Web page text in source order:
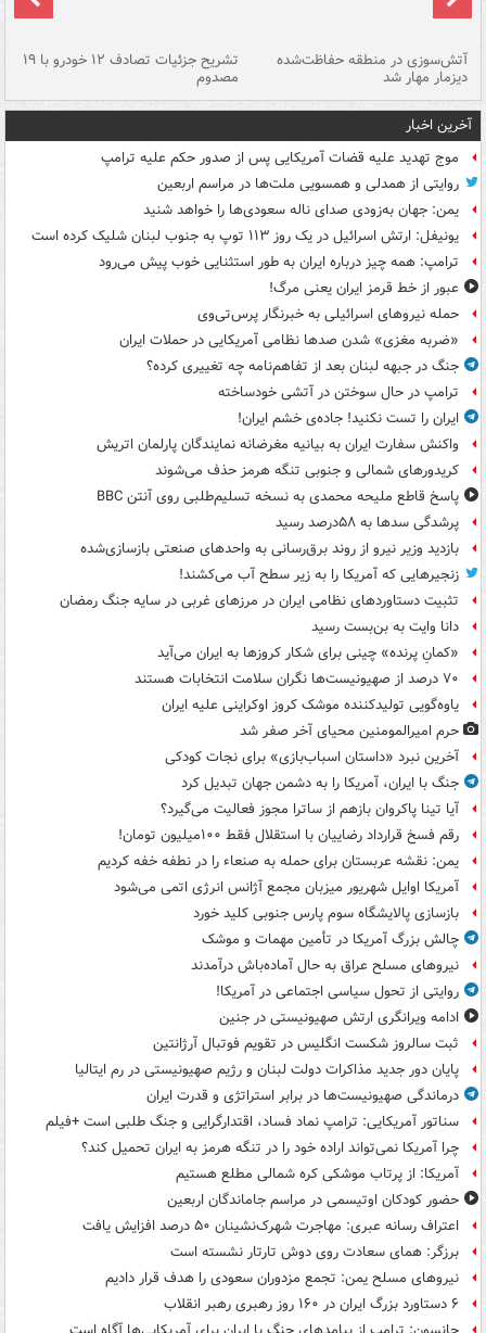
آتش‌سوزی در منطقه حفاظت‌شده
دیزمار مهار شد
تشریح جزئیات تصادف ۱۲ خودرو با ۱۹
مصدوم
آخرین اخبار
موج تهدید علیه قضات آمریکایی پس از صدور حکم علیه ترامپ
روایتی از همدلی و همسویی ملت‌ها در مراسم اربعین
یمن: جهان به‌زودی صدای ناله سعودی‌ها را خواهد شنید
یونیفل: ارتش اسرائیل در یک روز ۱۱۳ توپ به جنوب لبنان شلیک کرده است
ترامپ: همه چیز درباره ایران به طور استثنایی خوب پیش می‌رود
عبور از خط قرمز ایران یعنی مرگ!
حمله نیروهای اسرائیلی به خبرنگار پرس‌تی‌وی
«ضربه مغزی» شدن صدها نظامی آمریکایی در حملات ایران
جنگ در جبهه لبنان بعد از تفاهم‌نامه چه تغییری کرده؟
ترامپ در حال سوختن در آتشی خودساخته
ایران را تست نکنید! جاده‌ی خشم ایران!
واکنش سفارت ایران به بیانیه مغرضانه نمایندگان پارلمان اتریش
کریدورهای شمالی و جنوبی تنگه هرمز حذف می‌شوند
پاسخ قاطع ملیحه محمدی به نسخه تسلیم‌طلبی روی آنتن BBC
پرشدگی سدها به ۵۸درصد رسید
بازدید وزیر نیرو از روند برق‌رسانی به واحدهای صنعتی بازسازی‌شده
زنجیرهایی که آمریکا را به زیر سطح آب می‌کشند!
تثبیت دستاوردهای نظامی ایران در مرزهای غربی در سایه جنگ رمضان
دانا وایت به بن‌بست رسید
«کمانِ پرنده» چینی برای شکار کروزها به ایران می‌آید
۷۰ درصد از صهیونیست‌ها نگران سلامت انتخابات هستند
یاوه‌گویی تولیدکننده موشک کروز اوکراینی علیه ایران
حرم امیرالمومنین محیای آخر صفر شد
آخرین نبرد «داستان اسباب‌بازی» برای نجات کودکی
جنگ با ایران، آمریکا را به دشمن جهان تبدیل کرد
آیا تینا پاکروان بازهم از ساترا مجوز فعالیت می‌گیرد؟
رقم فسخ قرارداد رضاییان با استقلال فقط ۱۰۰میلیون تومان!
یمن: نقشه عربستان برای حمله به صنعاء را در نطفه خفه کردیم
آمریکا اوایل شهریور میزبان مجمع آژانس انرژی اتمی می‌شود
بازسازی پالایشگاه سوم پارس جنوبی کلید خورد
چالش بزرگ آمریکا در تأمین مهمات و موشک
نیروهای مسلح عراق به حال آماده‌باش درآمدند
روایتی از تحول سیاسی اجتماعی در آمریکا!
ادامه ویرانگری ارتش صهیونیستی در جنین
ثبت سالروز شکست انگلیس در تقویم فوتبال آرژانتین
پایان دور جدید مذاکرات دولت لبنان و رژیم صهیونیستی در رم ایتالیا
درماندگی صهیونیست‌ها در برابر استراتژی و قدرت ایران
سناتور آمریکایی: ترامپ نماد فساد، اقتدارگرایی و جنگ طلبی است +فیلم
چرا آمریکا نمی‌تواند اراده خود را در تنگه هرمز به ایران تحمیل کند؟
آمریکا: از پرتاب موشکی کره شمالی مطلع هستیم
حضور کودکان اوتیسمی در مراسم جاماندگان اربعین
اعتراف رسانه عبری: مهاجرت شهرک‌نشینان ۵۰ درصد افزایش یافت
برزگر: همای سعادت روی دوش تارتار نشسته است
نیروهای مسلح یمن: تجمع مزدوران سعودی را هدف قرار دادیم
۶ دستاورد بزرگ ایران در ۱۶۰ روز رهبری رهبر انقلاب